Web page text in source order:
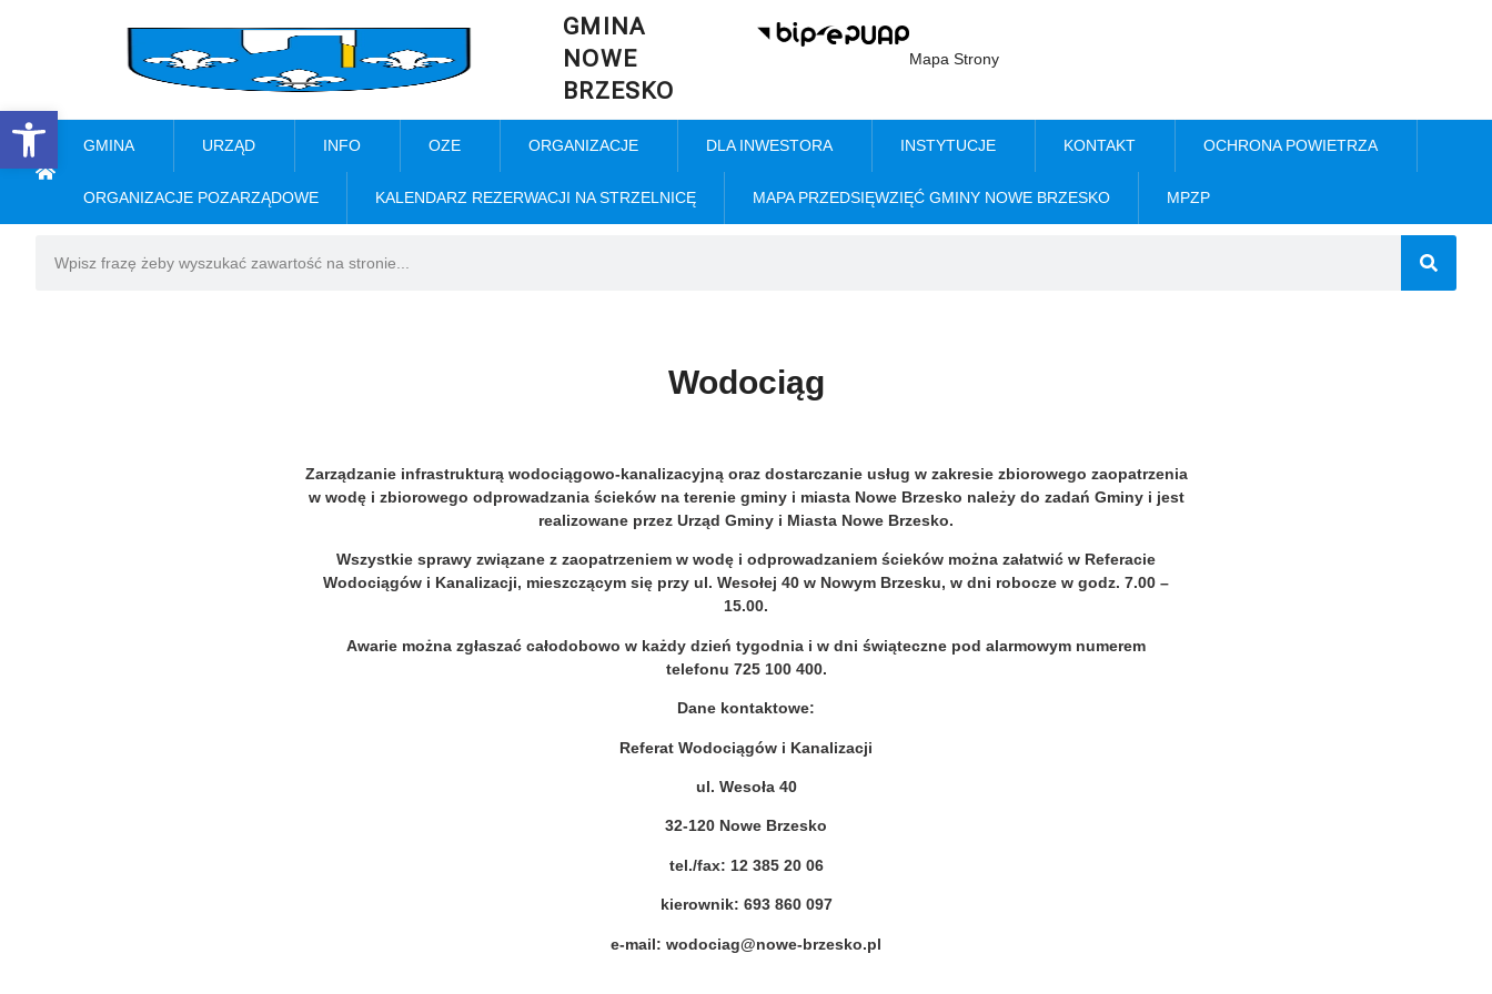
Open toolbar
GMINA
NOWE
BRZESKO
Mapa Strony
GMINA URZĄD INFO OZE ORGANIZACJE DLA INWESTORA INSTYTUCJE KONTAKT OCHRONA POWIETRZA
ORGANIZACJE POZARZĄDOWE KALENDARZ REZERWACJI NA STRZELNICĘ MAPA PRZEDSIĘWZIĘĆ GMINY NOWE BRZESKO MPZP
Wodociąg
Zarządzanie infrastrukturą wodociągowo-kanalizacyjną oraz dostarczanie usług w zakresie zbiorowego zaopatrzenia
w wodę i zbiorowego odprowadzania ściekówna terenie gminy i miasta Nowe Brzesko należy do zadań Gminy i jest
realizowane przez Urząd Gminy i Miasta Nowe Brzesko.
Wszystkie sprawy związane z zaopatrzeniem w wodę i odprowadzaniem ścieków można załatwić w Referacie
Wodociągów i Kanalizacji, mieszczącym się przy ul. Wesołej 40 w Nowym Brzesku, w dni robocze w godz. 7.00 –
15.00.
Awarie można zgłaszać całodobowo w każdy dzień tygodnia i w dni świąteczne pod alarmowym numerem
telefonu 725 100 400.
Dane kontaktowe:
Referat Wodociągów i Kanalizacji
ul. Wesoła 40
32-120 Nowe Brzesko
tel./fax: 12 385 20 06
kierownik: 693 860 097
e-mail: wodociag@nowe-brzesko.pl